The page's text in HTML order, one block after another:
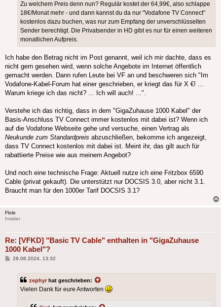
Zu welchem Preis denn nun? Regulär kostet der 64,99€, also schlappe
18€/Monat mehr - und dann kannst du da nur "Vodafone TV Connect"
kostenlos dazu buchen, was nur zum Empfang der unverschlüsselten
Sender berechtigt. Die Privatsender in HD gibt es nur für einen weiteren
monatlichen Aufpreis.
Ich habe den Betrag nicht im Post genannt, weil ich mir dachte, dass es
nicht gern gesehen wird, wenn solche Angebote im Internet öffentlich
gemacht werden. Dann rufen Leute bei VF an und beschweren sich "Im
Vodafone-Kabel-Forum hat einer geschrieben, er kriegt das für X €! ...
Warum kriege ich das nicht? ... Ich will auch! ...".
Verstehe ich das richtig, dass in dem "GigaZuhause 1000 Kabel" der
Basis-Anschluss TV Connect immer kostenlos mit dabei ist? Wenn ich
auf die Vodafone Webseite gehe und versuche, einen Vertrag als
Neukunde zum Standardpreis abzuschließen, bekomme ich angezeigt,
dass TV Connect kostenlos mit dabei ist. Meint ihr, das gilt auch für
rabattierte Preise wie aus meinem Angebot?
Und noch eine technische Frage: Aktuell nutze ich eine Fritzbox 6590
Cable (privat gekauft). Die unterstützt nur DOCSIS 3.0, aber nicht 3.1.
Braucht man für den 1000er Tarif DOCSIS 3.1?
Flole
Insider
Re: [VFKD] "Basic TV Cable" enthalten in "GigaZuhause
1000 Kabel"?
Beitrag
28.08.2024, 13:32
zephyr hat geschrieben:
Vielen Dank für eure Antworten